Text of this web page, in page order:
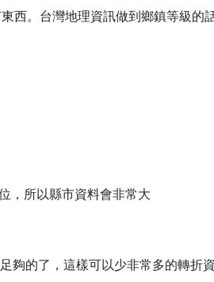
西。台灣地理資訊做到鄉鎮等級
，所以縣市資料會非常大
夠的了，這樣可以少非常多的轉折